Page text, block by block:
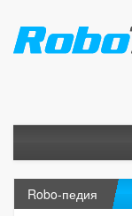
Robo-педия